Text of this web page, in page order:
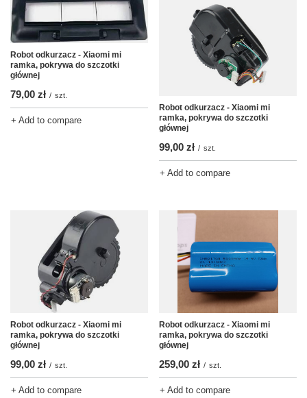
Robot odkurzacz - Xiaomi mi
ramka, pokrywa do szczotki
głównej
79,00 zł / szt.
+ Add to compare
Robot odkurzacz - Xiaomi mi
ramka, pokrywa do szczotki
głównej
99,00 zł / szt.
+ Add to compare
Robot odkurzacz - Xiaomi mi
ramka, pokrywa do szczotki
głównej
99,00 zł / szt.
+ Add to compare
Robot odkurzacz - Xiaomi mi
ramka, pokrywa do szczotki
głównej
259,00 zł / szt.
+ Add to compare